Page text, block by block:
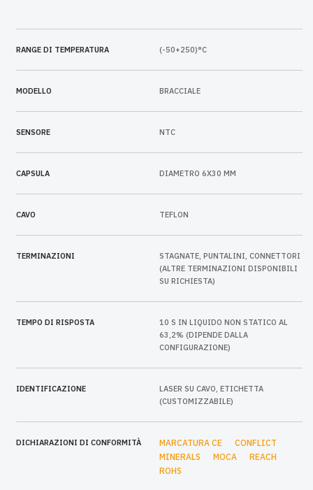
RANGE DI TEMPERATURA (-50+250)°C
MODELLO BRACCIALE
SENSORE NTC
CAPSULA DIAMETRO 6X30 MM
CAVO TEFLON
TERMINAZIONI
STAGNATE, PUNTALINI, CONNETTORI
(ALTRE TERMINAZIONI DISPONIBILI
SU RICHIESTA)
TEMPO DI RISPOSTA
10 S IN LIQUIDO NON STATICO AL
63,2% (DIPENDE DALLA
CONFIGURAZIONE)
IDENTIFICAZIONE
LASER SU CAVO, ETICHETTA
(CUSTOMIZZABILE)
DICHIARAZIONI DI CONFORMITÀ MARCATURA CE
CONFLICT
MINERALS
MOCA
REACH
ROHS